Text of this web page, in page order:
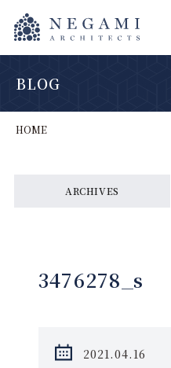
BLOG
HOME
ARCHIVES
3476278_s
2021.04.16